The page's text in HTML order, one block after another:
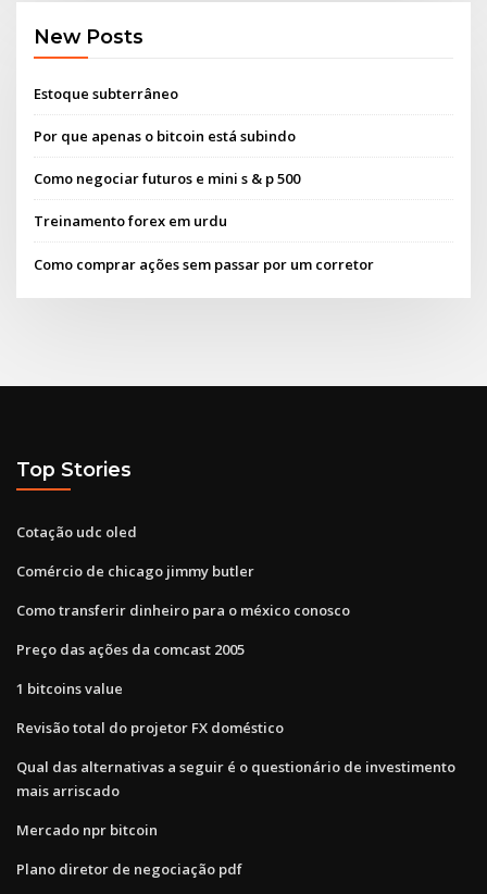
New Posts
Estoque subterrâneo
Por que apenas o bitcoin está subindo
Como negociar futuros e mini s & p 500
Treinamento forex em urdu
Como comprar ações sem passar por um corretor
Top Stories
Cotação udc oled
Comércio de chicago jimmy butler
Como transferir dinheiro para o méxico conosco
Preço das ações da comcast 2005
1 bitcoins value
Revisão total do projetor FX doméstico
Qual das alternativas a seguir é o questionário de investimento
mais arriscado
Mercado npr bitcoin
Plano diretor de negociação pdf